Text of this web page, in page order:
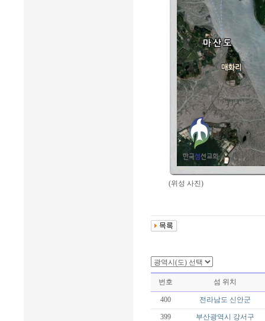
(위성 사진)
번호 섬 위치
400 전라남도 신안군
399 부산광역시 강서구